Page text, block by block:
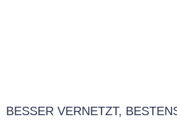
BESSER VERNETZT,